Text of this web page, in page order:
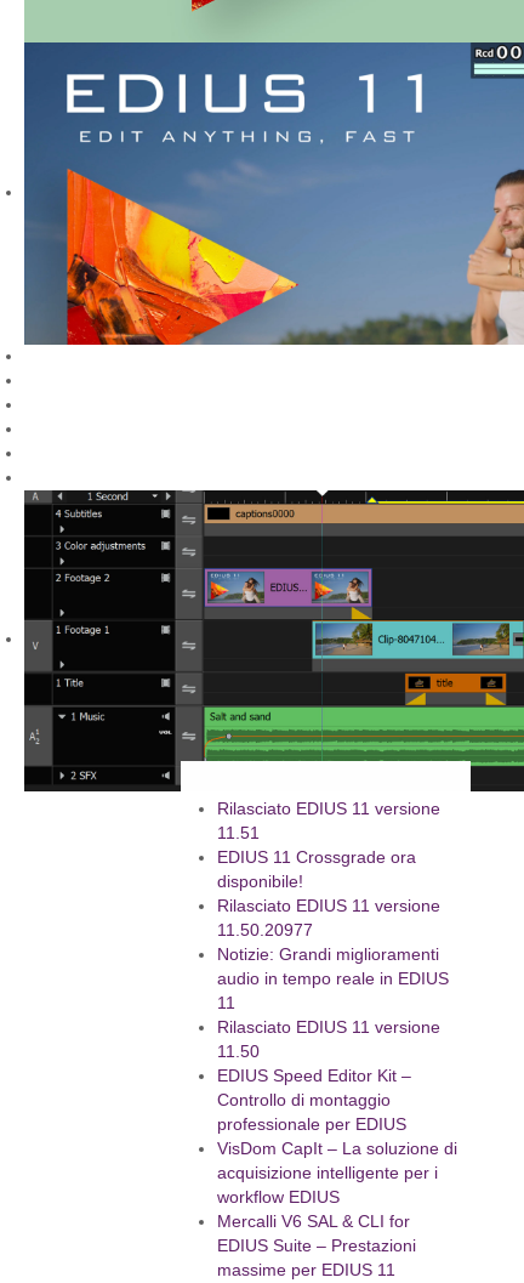
Rilasciato EDIUS 11 versione
11.51
EDIUS 11 Crossgrade ora
disponibile!
Rilasciato EDIUS 11 versione
11.50.20977
Notizie: Grandi miglioramenti
audio in tempo reale in EDIUS
11
Rilasciato EDIUS 11 versione
11.50
EDIUS Speed Editor Kit –
Controllo di montaggio
professionale per EDIUS
VisDom CapIt – La soluzione di
acquisizione intelligente per i
workflow EDIUS
Mercalli V6 SAL & CLI for
EDIUS Suite – Prestazioni
massime per EDIUS 11